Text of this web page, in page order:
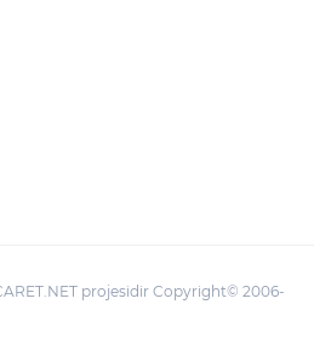
projesidir Copyright© 2006-